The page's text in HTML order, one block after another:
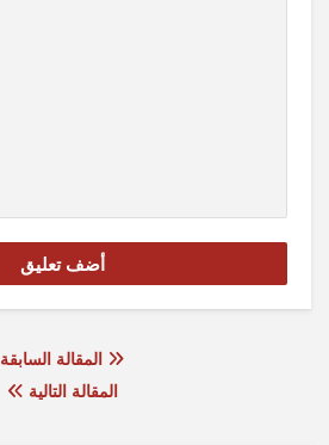
المقالة السابقة
المقالة التالية